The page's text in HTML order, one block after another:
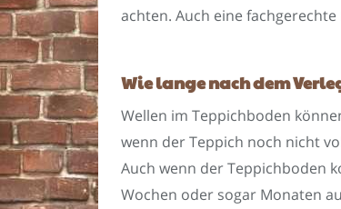
achten. Auch eine
Wie lange nach dem
Wellen im Teppichboden
wenn der Teppich noch nicht
Auch wenn der Teppichboden
Wochen oder sogar Monaten